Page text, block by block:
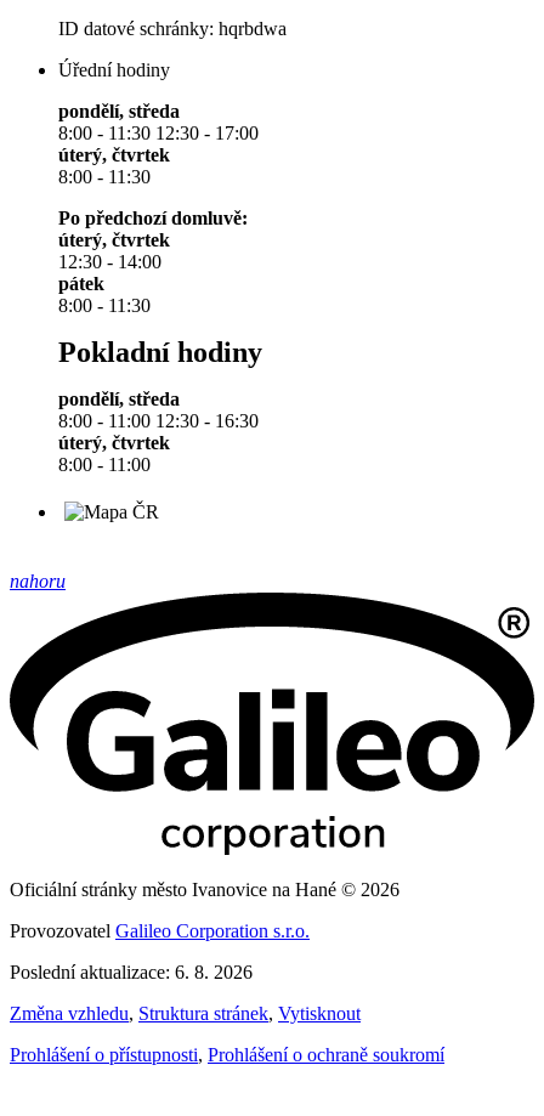
ID datové schránky: hqrbdwa
Úřední hodiny
pondělí, středa
8:00 - 11:30 12:30 - 17:00
úterý, čtvrtek
8:00 - 11:30
Po předchozí domluvě:
úterý, čtvrtek
12:30 - 14:00
pátek
8:00 - 11:30
Pokladní hodiny
pondělí, středa
8:00 - 11:00 12:30 - 16:30
úterý, čtvrtek
8:00 - 11:00
nahoru
Oficiální stránky město Ivanovice na Hané © 2026
Provozovatel Galileo Corporation s.r.o.
Poslední aktualizace: 6. 8. 2026
Změna vzhledu, Struktura stránek, Vytisknout
Prohlášení o přístupnosti, Prohlášení o ochraně soukromí